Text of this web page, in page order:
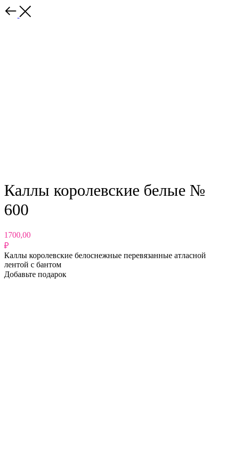
Назад
Каллы королевские белые №
600
1700,00
₽
Каллы королевские белоснежные перевязанные атласной
лентой с бантом
Добавьте подарок